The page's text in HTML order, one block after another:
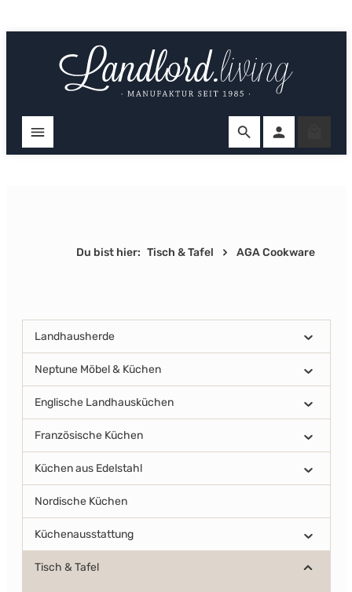
Du bist hier: Tisch & Tafel AGA Cookware
Landhausherde
Neptune Möbel & Küchen
Englische Landhausküchen
Französische Küchen
Küchen aus Edelstahl
Nordische Küchen
Küchenausstattung
Tisch & Tafel